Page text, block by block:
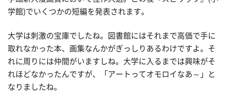
学館)でいくつかの短編を発表されます。
大学は刺激の宝庫でしたね。図書館にはそれまで高価で手に
取れなかった本、画集なんかがぎっしりあるわけですよ。そ
れに周りには仲間がいますしね。大学に入るまでは興味がそ
れほどなかったんですが、「アートってオモロイなあ～」と
なりましたね。